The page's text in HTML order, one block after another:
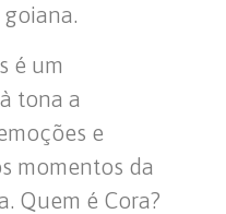
é um
tona a
e
momentos da
Quem é Cora?